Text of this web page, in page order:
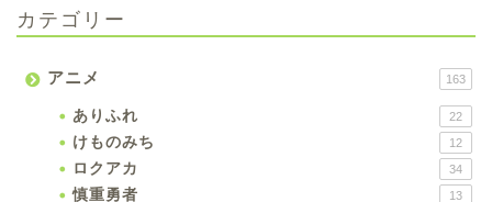
カテゴリー
アニメ 163
ありふれ 22
けものみち 12
ロクアカ 34
慎重勇者 13